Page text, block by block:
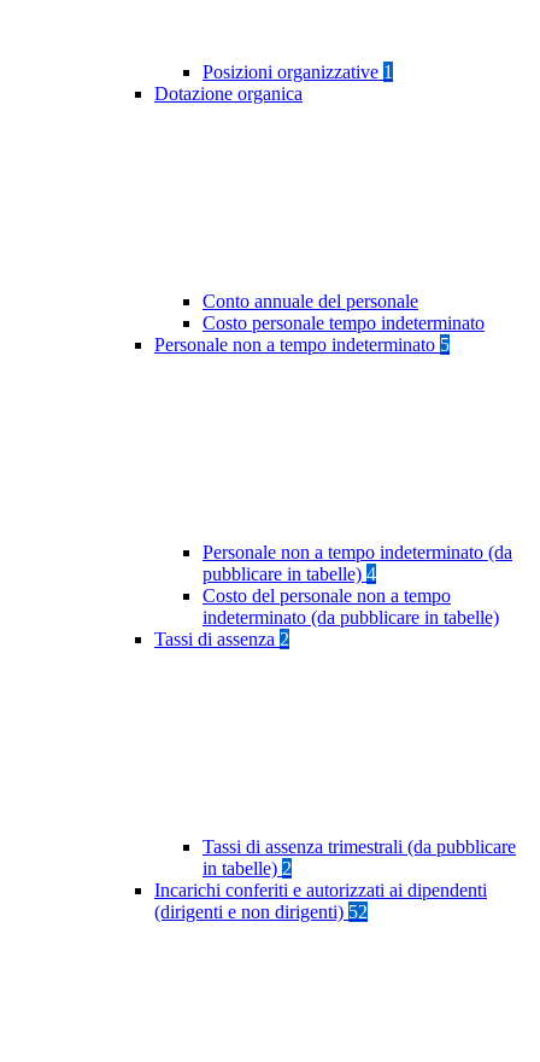
Posizioni organizzative 1
Dotazione organica
Conto annuale del personale
Costo personale tempo indeterminato
Personale non a tempo indeterminato 5
Personale non a tempo indeterminato (da
pubblicare in tabelle) 4
Costo del personale non a tempo
indeterminato (da pubblicare in tabelle)
Tassi di assenza 2
Tassi di assenza trimestrali (da pubblicare
in tabelle) 2
Incarichi conferiti e autorizzati ai dipendenti
(dirigenti e non dirigenti) 52